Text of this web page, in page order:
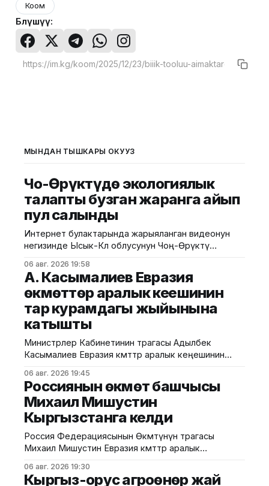
Коом
Бөлүшүү:
МЫНДАН ТЫШКАРЫ ОКУҢУЗ
Чоң-Өрүктүдө экологиялык
талапты бузган жаранга айып
пул салынды
Интернет булактарында жарыяланган видеонун
негизинде Ысык-Көл облусунун Чоң-Өрүктү
жерге төгүү фактысы аныкталды. Бул тууралуу
Жаратылыш ресурстары, экология жана
техникалык көзөмөл министрлигинен билдиришти.
Маалыматка ылайык, Экологиялык жана
техникалык көзөмөл кызматынын Ысык-Көл
регионалдык башкармалыгынын тескөөчүлөрү
жүргүзгөн текшерүүдө экологиялык талаптарды
бузган жаран аныкталган. Жыйынтыгында "Укук
06 авг. 2026 19:58
А. Касымалиев Евразия
өкмөттөр аралык кеңешинин
тар курамдагы жыйынына
катышты
Министрлер Кабинетинин төрагасы Адылбек
Касымалиев Евразия өкмөттөр аралык кеңешинин
тууралуу Өкмөттүн басма сөз кызматынан
билдиришти. Жыйындын алдында ЕАЭБге мүчө
мамлекеттердин өкмөт башчыларын расмий тосуп
алуу аземи жана биргелешкен сүрөткө түшүү иш-
чарасы өттү. Андан соң өкмөт башчылары
экономикалык интеграцияны тереңдетүү,
соодадагы тоскоолдуктарды жоюу жана
06 авг. 2026 19:45
Россиянын өкмөт башчысы
Михаил Мишустин
Кыргызстанга келди
Россия Федерациясынын Өкмөтүнүн төрагасы
Михаил Мишустин Евразия өкмөттөр аралык
Кыргызстанга келди. Аны Ысык-Көл эл аралык
аэропортунан Министрлер Кабинетинин
06 авг. 2026 19:30
Кыргыз-орус агроөнөр жай